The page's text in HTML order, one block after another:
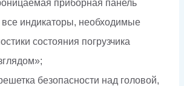
приборная панель
индикаторы, необходимые
состояния погрузчика
безопасности над головой,